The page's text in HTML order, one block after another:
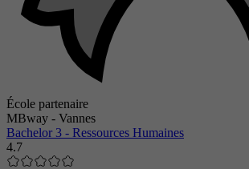
École partenaire
MBway - Vannes
Bachelor 3 - Ressources Humaines
4.7